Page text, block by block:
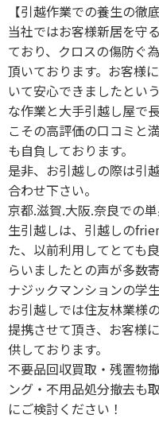
【引越作業での養生の徹底
当社ではお客様新居を守
ており、クロスの傷防ぐ
頂いております。お客様
いて安心できましたとい
な作業と大手引越し屋で
こその高評価の口コミと
も自負しております。
是非、お引越しの際は引
合わせ下さい。
京都.滋賀.大阪.奈良での
生引越しは、引越しの
た、以前利用してとても
らいましたとの声が多数
ナジックマンションの学
お引越しでは住友林業様
提携させて頂き、お客様
供しております。
不要品回収買取・残置物
ング・不用品処分撤去も
にご検討ください！